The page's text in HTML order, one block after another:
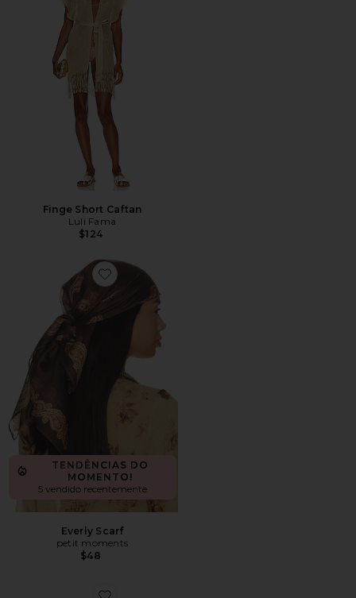
Finge Short Caftan
Luli Fama
$124
Favorite Everly Scarf
TENDÊNCIAS DO
MOMENTO!
5 vendido recentemente
Everly Scarf
petit moments
$48